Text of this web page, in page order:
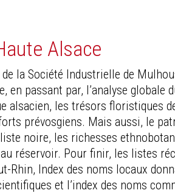
Alsace
la Société Industrielle de
en passant par, l’analyse globale
alsacien, les trésors floristiques
prévosgiens. Mais aussi, le
noire, les richesses
au réservoir. Pour finir, les listes
Rhin, Index des noms locaux
et l’index des noms